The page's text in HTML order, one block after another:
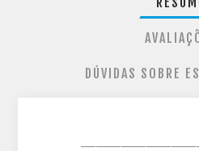
DÚVIDAS SOBRE